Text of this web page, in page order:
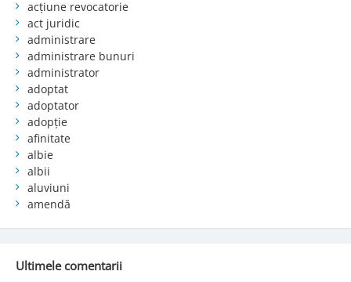
acțiune revocatorie
act juridic
administrare
administrare bunuri
administrator
adoptat
adoptator
adopție
afinitate
albie
albii
aluviuni
amendă
Ultimele comentarii